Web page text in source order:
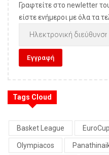
Γραφτείτε στο newletter
είστε ενήμεροι με όλα τα
Tags Cloud
Basket League EuroCup
Olympiacos